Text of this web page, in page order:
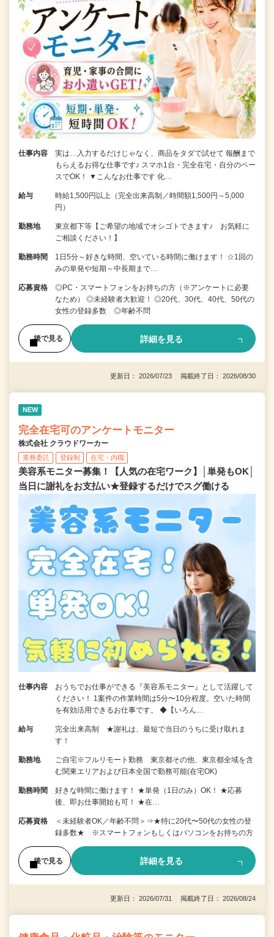
仕事内容
実は…入力するだけじゃなく、商品をタダで試せて 報酬まで
もらえるお得な仕事です♪ スマホ1台・完全在宅・自分のペー
スでOK！ ▼こんなお仕事です 化…
給与
時給1,500円以上（完全出来高制／時間額1,500円～5,000
円）
勤務地
東京都下等【ご希望の地域でオシゴトできます♪ お気軽に
ご相談ください！】
勤務時間
1日5分～好きな時間、空いている時間に働けます！ ☆1回の
みの単発や短期～中長期まで…
応募資格
◎PC・スマートフォンをお持ちの方（※アンケートに必要
なため） ◎未経験者大歓迎！ ◎20代、30代、40代、50代の
女性の登録多数 ◎年齢不問
後で見る 詳細を見る
更新日： 2026/07/23 掲載終了日： 2026/08/30
NEW
完全在宅可のアンケートモニター
株式会社 クラウドワーカー
業務委託 登録制 在宅・内職
美容系モニター募集！【人気の在宅ワーク】│単発もOK│
当日に謝礼をお支払い★登録するだけでスグ働ける
仕事内容
おうちでお仕事ができる『美容系モニター』として活躍して
ください！ 1案件の作業時間は5分〜10分程度。空いた時間
を有効活用できるお仕事です。 ◆【いろん…
給与
完全出来高制 ★謝礼は、最短で当日のうちに受け取れま
す！
勤務地
ご自宅※フルリモート勤務 東京都その他、東京都全域を含
む関東エリアおよび日本全国で勤務可能(在宅OK)
勤務時間
好きな時間に働けます！ ★単発（1日のみ）OK！ ★応募
後、即お仕事開始も可！ ★在…
応募資格
＜未経験者OK／年齢不問＞⇒★特に20代〜50代の女性の登
録多数★ ※スマートフォンもしくはパソコンをお持ちの方
後で見る 詳細を見る
更新日： 2026/07/31 掲載終了日： 2026/08/24